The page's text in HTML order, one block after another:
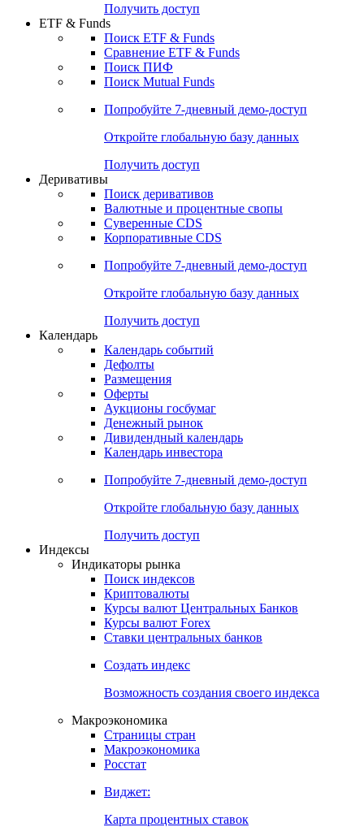
Получить доступ
ETF & Funds
Поиск ETF & Funds
Сравнение ETF & Funds
Поиск ПИФ
Поиск Mutual Funds
Попробуйте 7-дневный демо-доступ
Откройте глобальную базу данных
Получить доступ
Деривативы
Поиск деривативов
Валютные и процентные свопы
Суверенные CDS
Корпоративные CDS
Попробуйте 7-дневный демо-доступ
Откройте глобальную базу данных
Получить доступ
Календарь
Календарь событий
Дефолты
Размещения
Оферты
Аукционы госбумаг
Денежный рынок
Дивидендный календарь
Календарь инвестора
Попробуйте 7-дневный демо-доступ
Откройте глобальную базу данных
Получить доступ
Индексы
Индикаторы рынка
Поиск индексов
Криптовалюты
Курсы валют Центральных Банков
Курсы валют Forex
Ставки центральных банков
Создать индекс
Возможность создания своего индекса
Макроэкономика
Страницы стран
Макроэкономика
Росстат
Виджет:
Карта процентных ставок